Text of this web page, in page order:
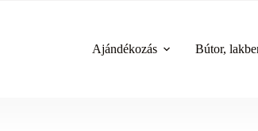
Ajándékozás
Bútor,